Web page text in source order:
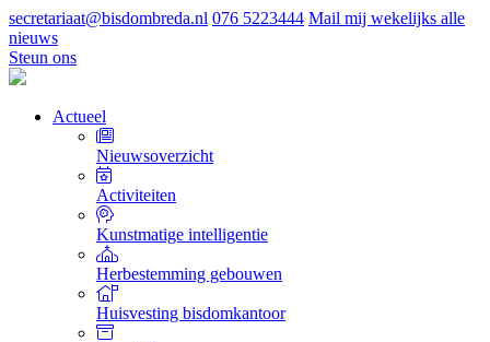
secretariaat@bisdombreda.nl 076 5223444 Mail mij wekelijks alle
nieuws
Steun ons
Actueel
Nieuwsoverzicht
Activiteiten
Kunstmatige intelligentie
Herbestemming gebouwen
Huisvesting bisdomkantoor